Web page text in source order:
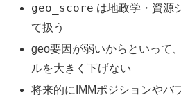
geo_score は地政学・資源
て扱う
geo要因が弱いからといって
ルを大きく下げない
将来的にIMMポジションやバ